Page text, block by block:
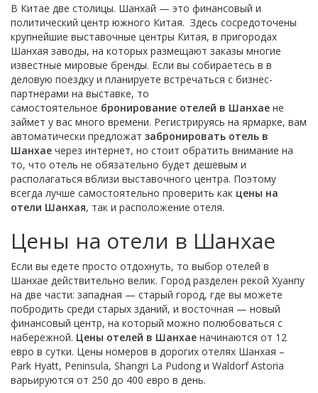
В Китае две столицы. Шанхай — это финансовый и
политический центр южного Китая. Здесь сосредоточены
крупнейшие выставочные центры Китая, в пригородах
Шанхая заводы, на которых размещают заказы многие
известные мировые бренды. Если вы собираетесь в в
деловую поездку и планируете встречаться с бизнес-
партнерами на выставке, то
самостоятельное бронирование отелей в Шанхае не
займет у вас много времени. Регистрируясь на ярмарке, вам
автоматически предложат забронировать отель в
Шанхае через интернет, но стоит обратить внимание на
то, что отель не обязательно будет дешевым и
располагаться вблизи выставочного центра. Поэтому
всегда лучше самостоятельно проверить как цены на
отели Шанхая, так и расположение отеля.
Цены на отели в Шанхае
Если вы едете просто отдохнуть, то выбор отелей в
Шанхае действительно велик. Город разделен рекой Хуанпу
на две части: западная — старый город, где вы можете
побродить среди старых зданий, и восточная — новый
финансовый центр, на который можно полюбоваться с
набережной. Цены отелей в Шанхае начинаются от 12
евро в сутки. Цены номеров в дорогих отелях Шанхая –
Park Hyatt, Peninsula, Shangri La Pudong и Waldorf Astoria
варьируются от 250 до 400 евро в день.